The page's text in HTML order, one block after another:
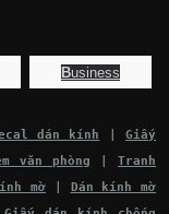
Business
dán kính |Giấy
văn phòng |Tranh
mờ
Dán kính mờ